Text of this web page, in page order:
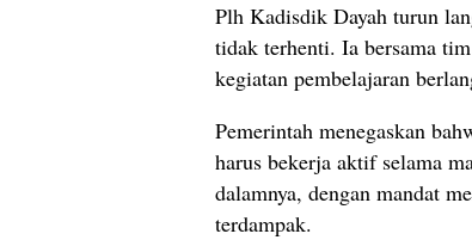
Plh Kadisdik Dayah turun
tidak terhenti. Ia bersama
kegiatan pembelajaran
Pemerintah menegaskan
harus bekerja aktif selama
dalamnya, dengan mandat
terdampak.